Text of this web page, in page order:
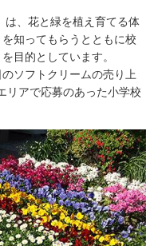
、花と緑を植え育てる体
知ってもらうとともに校
目的としています。
ソフトクリームの売り上
リアで応募のあった小学校